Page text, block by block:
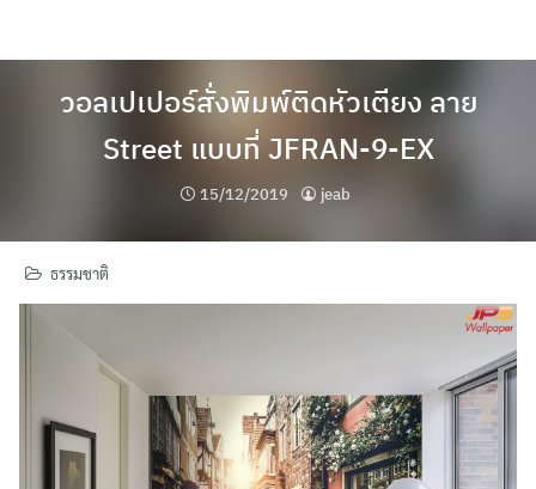
วอลเปเปอร์สั่งพิมพ์ติดหัวเตียง ลาย
Street แบบที่ JFRAN-9-EX
15/12/2019 jeab
ธรรมชาติ